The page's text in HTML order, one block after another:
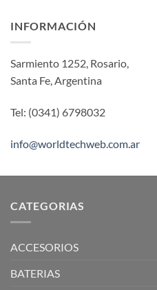
INFORMACIÓN
Sarmiento 1252, Rosario,
Santa Fe, Argentina
Tel: (0341) 6798032
info@worldtechweb.com.ar
CATEGORIAS
ACCESORIOS
BATERIAS